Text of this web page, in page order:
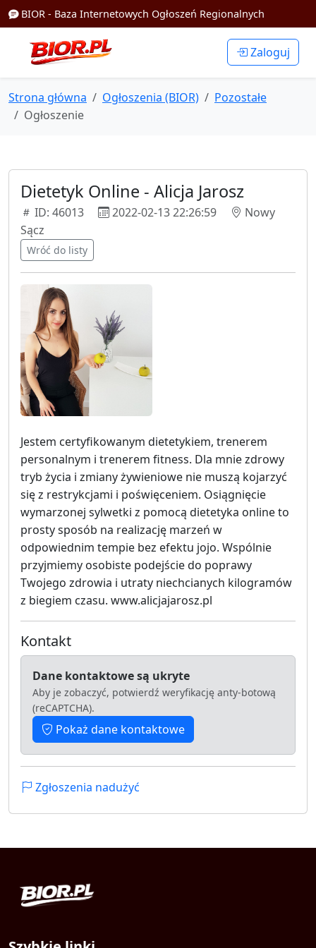
BIOR - Baza Internetowych Ogłoszeń Regionalnych
Zaloguj
Strona główna Ogłoszenia (BIOR)
Pozostałe
Ogłoszenie
Dietetyk Online - Alicja Jarosz
ID: 46013 2022-02-13 22:26:59
Nowy
Sącz
Wróć do listy
Jestem certyfikowanym dietetykiem, trenerem
personalnym i trenerem fitness. Dla mnie zdrowy
tryb życia i zmiany żywieniowe nie muszą kojarzyć
się z restrykcjami i poświęceniem. Osiągnięcie
wymarzonej sylwetki z pomocą dietetyka online to
prosty sposób na realizację marzeń w
odpowiednim tempie bez efektu jojo. Wspólnie
przyjmiemy osobiste podejście do poprawy
Twojego zdrowia i utraty niechcianych kilogramów
z biegiem czasu. www.alicjajarosz.pl
Kontakt
Dane kontaktowe są ukryte
Aby je zobaczyć, potwierdź weryfikację anty-botową
(reCAPTCHA).
Pokaż dane kontaktowe
Zgłoszenia nadużyć